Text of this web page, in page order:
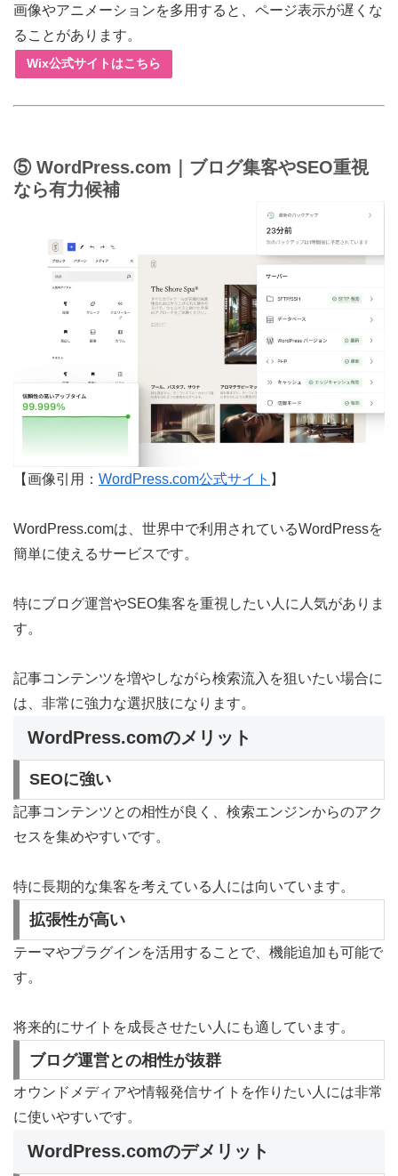
画像やアニメーションを多用すると、ページ表示が遅くな
ることがあります。
Wix公式サイトはこちら
⑤ WordPress.com｜ブログ集客やSEO重視
なら有力候補
【画像引用： WordPress.com公式サイト 】
WordPress.comは、世界中で利用されているWordPressを
簡単に使えるサービスです。
特にブログ運営やSEO集客を重視したい人に人気がありま
す。
記事コンテンツを増やしながら検索流入を狙いたい場合に
は、非常に強力な選択肢になります。
WordPress.comのメリット
SEOに強い
記事コンテンツとの相性が良く、検索エンジンからのアク
セスを集めやすいです。
特に長期的な集客を考えている人には向いています。
拡張性が高い
テーマやプラグインを活用することで、機能追加も可能で
す。
将来的にサイトを成長させたい人にも適しています。
ブログ運営との相性が抜群
オウンドメディアや情報発信サイトを作りたい人には非常
に使いやすいです。
WordPress.comのデメリット